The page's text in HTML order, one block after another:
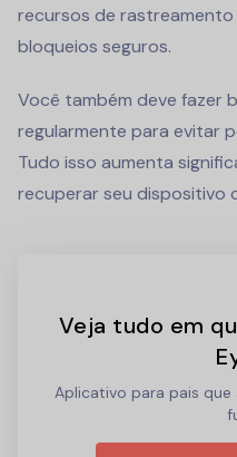
recursos de
bloqueios seguros.
Você também deve fazer
regularmente para evitar
Tudo isso aumenta
recuperar seu dispositivo
Veja tudo em
Aplicativo para pais